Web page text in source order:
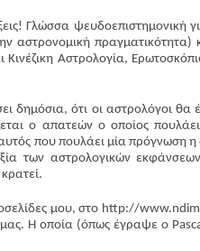
Γλώσσα ψευδοεπιστημονική
αστρονομική
Κινέζικη Αστρολογία,
δημόσια, ότι οι αστρολόγοι θα
ο απατεών ο οποίος
αυτός που πουλάει μία πρόγνωση
των αστρολογικών
μου, στο http://
Η οποία (όπως έγραψε ο